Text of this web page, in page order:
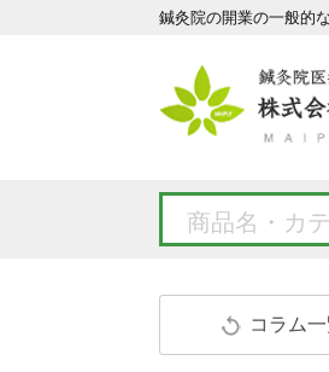
コラム